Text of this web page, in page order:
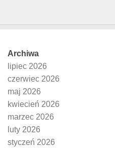
Archiwa
lipiec 2026
czerwiec 2026
maj 2026
kwiecień 2026
marzec 2026
luty 2026
styczeń 2026